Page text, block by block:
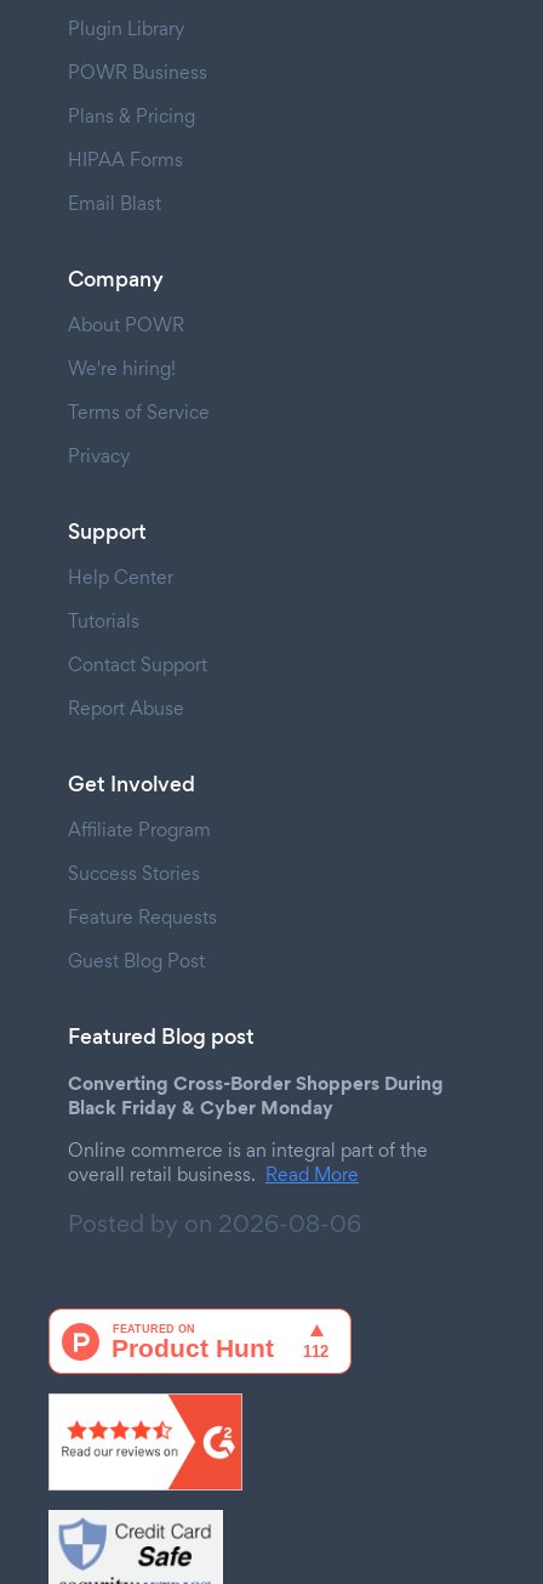
Plugin Library
POWR Business
Plans & Pricing
HIPAA Forms
Email Blast
Company
About POWR
We're hiring!
Terms of Service
Privacy
Support
Help Center
Tutorials
Contact Support
Report Abuse
Get Involved
Affiliate Program
Success Stories
Feature Requests
Guest Blog Post
Featured Blog post
Converting Cross-Border Shoppers During
Black Friday & Cyber Monday
Online commerce is an integral part of the
overall retail business. Read More
Posted by on 2026-08-06